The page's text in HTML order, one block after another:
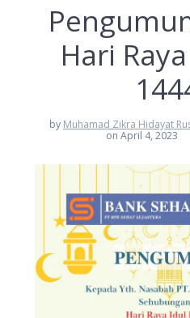
Hari
by Muhamad Zikra Hidayat
on April 4, 2023